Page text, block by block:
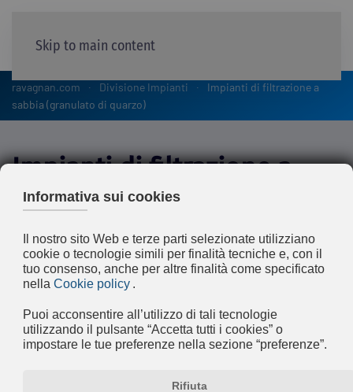
Skip to main content
ravagnan.com Divisione Impianti
Impianti di filtrazione a
sabbia (granulato di quarzo)
Impianti difiltrazione a
sabbia(granulato di
quarzo)
consiste nella rimozione dei solidi sospesi
mediante il passaggio del fluido
attraverso un letto filtrante. I filtri